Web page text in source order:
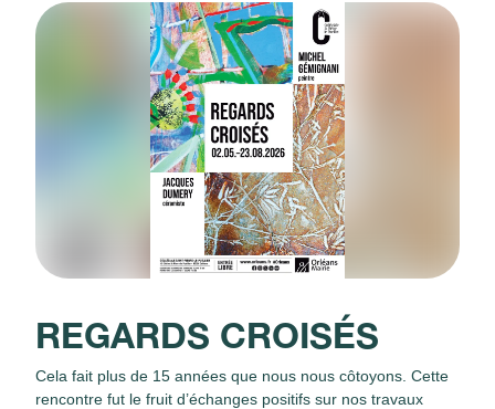
REGARDS CROISÉS
Cela fait plus de 15 années que nous nous côtoyons. Cette
rencontre fut le fruit d’échanges positifs sur nos travaux